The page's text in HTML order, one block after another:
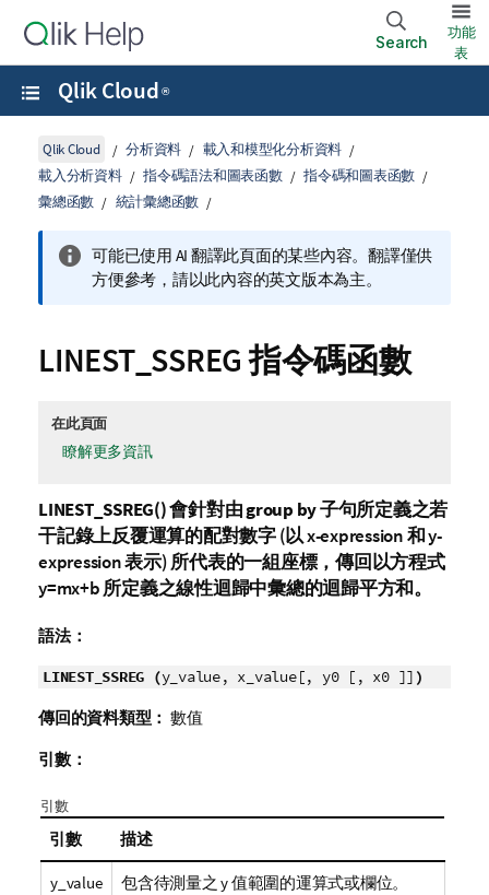
Search
功能
表
Qlik Cloud ®
Qlik Cloud 分析資料
載入和模型化分析資料
載入分析資料
指令碼語法和圖表函數
指令碼和圖表函數
彙總函數
統計彙總函數
可能已使用 AI 翻譯此頁面的某些內容。翻譯僅供
方便參考，請以此內容的英文版本為主。
LINEST_SSREG 指令碼函數
在此頁面
瞭解更多資訊
LINEST_SSREG()會針對由group by子句所定義之若
干記錄上反覆運算的配對數字 (以x-expression和y-
expression表示) 所代表的一組座標，傳回以方程式
y=mx+b所定義之線性迴歸中彙總的迴歸平方和。
語法：
LINEST_SSREG (y_value, x_value[, y0 [, x0 ]] )
傳回的資料類型： 數值
引數：
引數
引數 描述
y_value 包含待測量之y值範圍的運算式或欄位。